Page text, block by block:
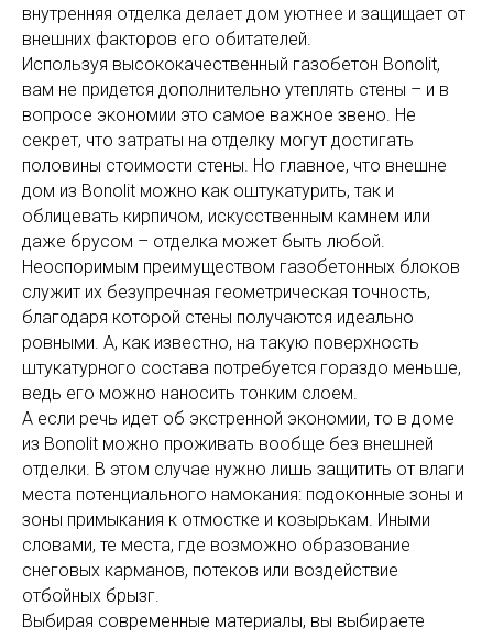
внутренняя отделка делает дом уютнее и защищает от
внешних факторов его обитателей.
Используя высококачественный газобетон Bonolit,
вам не придется дополнительно утеплять стены – и в
вопросе экономии это самое важное звено. Не
секрет, что затраты на отделку могут достигать
половины стоимости стены. Но главное, что внешне
дом из Bonolit можно как оштукатурить, так и
облицевать кирпичом, искусственным камнем или
даже брусом – отделка может быть любой.
Неоспоримым преимуществом газобетонных блоков
служит их безупречная геометрическая точность,
благодаря которой стены получаются идеально
ровными. А, как известно, на такую поверхность
штукатурного состава потребуется гораздо меньше,
ведь его можно наносить тонким слоем.
А если речь идет об экстренной экономии, то в доме
из Bonolit можно проживать вообще без внешней
отделки. В этом случае нужно лишь защитить от влаги
места потенциального намокания: подоконные зоны и
зоны примыкания к отмостке и козырькам. Иными
словами, те места, где возможно образование
снеговых карманов, потеков или воздействие
отбойных брызг.
Выбирая современные материалы, вы выбираете